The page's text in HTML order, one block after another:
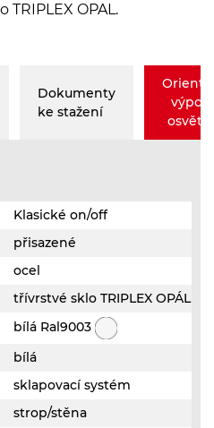
OPAL.
Dokumenty
ke stažení
Klasické on/off
přisazené
ocel
třívrstvé sklo TRIPLEX OPÁL
bílá Ral9003
bílá
sklapovací systém
strop/stěna